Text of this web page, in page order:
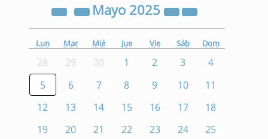
Mayo 2025
Lun Mar Mié Jue Vie Sáb Dom
28 29 30 1 2 3
4
5
6 7 8 9 10
11
12
13 14 15 16 17
18
19
20 21 22 23 24
25